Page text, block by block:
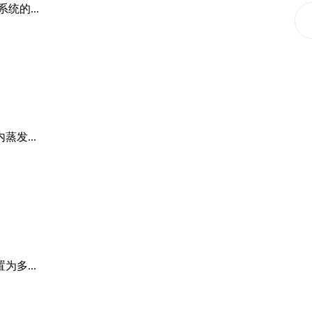
统的...
发...
为多...